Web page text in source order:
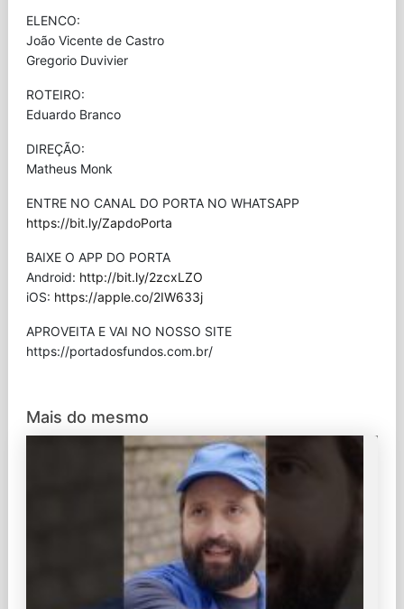
ELENCO:
João Vicente de Castro
Gregorio Duvivier
ROTEIRO:
Eduardo Branco
DIREÇÃO:
Matheus Monk
ENTRE NO CANAL DO PORTA NO WHATSAPP
https://bit.ly/ZapdoPorta
BAIXE O APP DO PORTA
Android: http://bit.ly/2zcxLZO
iOS: https://apple.co/2IW633j
APROVEITA E VAI NO NOSSO SITE
⁠https://portadosfundos.com.br/
Mais do mesmo